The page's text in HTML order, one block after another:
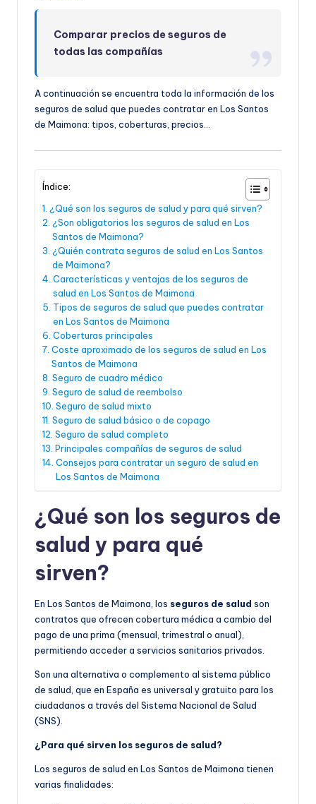
Comparar precios de seguros de
todas las compañías
A continuación se encuentra toda la información de los
seguros de salud que puedes contratar en Los Santos
de Maimona: tipos, coberturas, precios…
Índice:
¿Qué son los seguros de salud y para qué sirven?
¿Son obligatorios los seguros de salud en Los
Santos de Maimona?
¿Quién contrata seguros de salud en Los Santos
de Maimona?
Características y ventajas de los seguros de
salud en Los Santos de Maimona
Tipos de seguros de salud que puedes contratar
en Los Santos de Maimona
Coberturas principales
Coste aproximado de los seguros de salud en Los
Santos de Maimona
Seguro de cuadro médico
Seguro de salud de reembolso
Seguro de salud mixto
Seguro de salud básico o de copago
Seguro de salud completo
Principales compañías de seguros de salud
Consejos para contratar un seguro de salud en
Los Santos de Maimona
¿Qué son los seguros de
salud y para qué
sirven?
En Los Santos de Maimona, los seguros de salud son
contratos que ofrecen cobertura médica a cambio del
pago de una prima (mensual, trimestral o anual),
permitiendo acceder a servicios sanitarios privados.
Son una alternativa o complemento al sistema público
de salud, que en España es universal y gratuito para los
ciudadanos a través del Sistema Nacional de Salud
(SNS).
¿Para qué sirven los seguros de salud?
Los seguros de salud en Los Santos de Maimona tienen
varias finalidades: